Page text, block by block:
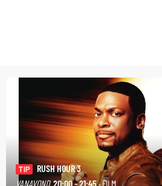
TIP
RUSH HOUR 3
VANAVOND 20:00 - 21:45· FILM